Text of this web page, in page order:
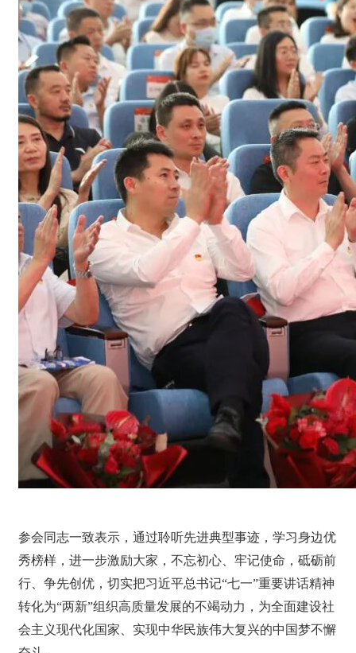
参会同志一致表示，通过聆听先进典型事迹，学习身边优
秀榜样，进一步激励大家，不忘初心、牢记使命，砥砺前
行、争先创优，切实把习近平总书记“七一”重要讲话精神
转化为“两新”组织高质量发展的不竭动力，为全面建设社
会主义现代化国家、实现中华民族伟大复兴的中国梦不懈